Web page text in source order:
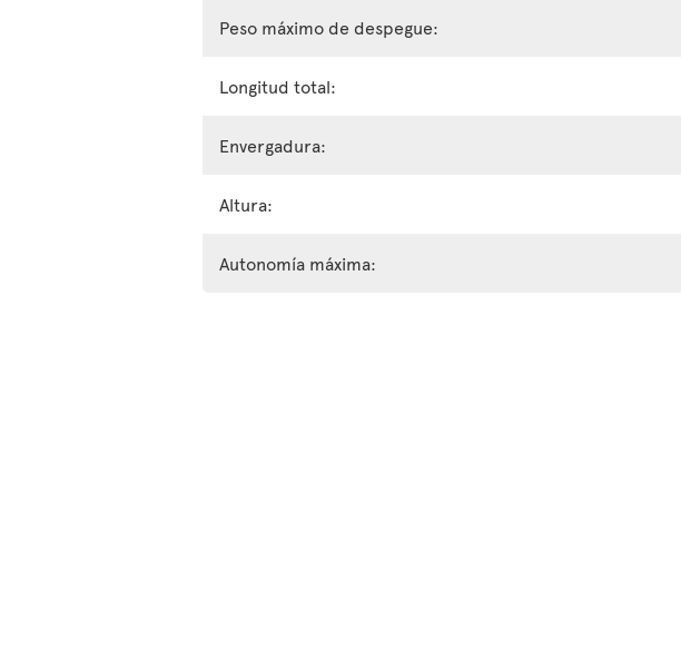
Peso máximo de despegue:
Longitud total:
Envergadura:
Altura:
Autonomía máxima: